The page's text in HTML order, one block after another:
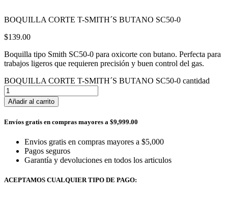
BOQUILLA CORTE T-SMITH´S BUTANO SC50-0
$139.00
Boquilla tipo Smith SC50-0 para oxicorte con butano. Perfecta para
trabajos ligeros que requieren precisión y buen control del gas.
BOQUILLA CORTE T-SMITH´S BUTANO SC50-0 cantidad
Añadir al carrito
Envíos gratis en compras mayores a $9,999.00
Envios gratis en compras mayores a $5,000
Pagos seguros
Garantía y devoluciones en todos los articulos
ACEPTAMOS CUALQUIER TIPO DE PAGO: